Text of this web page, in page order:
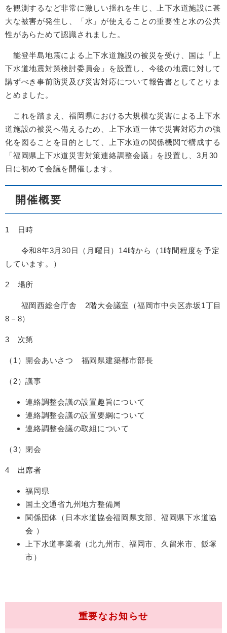
を観測するなど非常に激しい揺れを生じ、上下水道施設に甚
大な被害が発生し、「水」が使えることの重要性と水の公共
性があらためて認識されました。
能登半島地震による上下水道施設の被災を受け、国は「上
下水道地震対策検討委員会」を設置し、今後の地震に対して
講ずべき事前防災及び災害対応について報告書としてとりま
とめました。
これを踏まえ、福岡県における大規模な災害による上下水
道施設の被災へ備えるため、上下水道一体で災害対応力の強
化を図ることを目的として、上下水道の関係機関で構成する
「福岡県上下水道災害対策連絡調整会議」を設置し、3月30
日に初めて会議を開催します。
開催概要
1 日時
令和8年3月30日（月曜日）14時から（1時間程度を予定
しています。）
2 場所
福岡西総合庁舎 2階大会議室（福岡市中央区赤坂1丁目
8－8）
3 次第
（1）開会あいさつ 福岡県建築都市部長
（2）議事
連絡調整会議の設置趣旨について
連絡調整会議の設置要綱について
連絡調整会議の取組について
（3）閉会
4 出席者
福岡県
国土交通省九州地方整備局
関係団体（日本水道協会福岡県支部、福岡県下水道協
会 ）
上下水道事業者（北九州市、福岡市、久留米市、飯塚
市）
重要なお知らせ